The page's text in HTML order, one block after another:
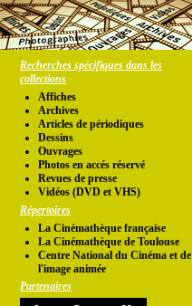
Recherches spécifiques dans les
collections
Affiches
Archives
Articles de périodiques
Dessins
Ouvrages
Photos en accés réservé
Revues de presse
Vidéos (DVD et VHS)
Répertoires
La Cinémathèque française
La Cinémathèque de Toulouse
Centre National du Cinéma et de
l'image animée
Partenaires